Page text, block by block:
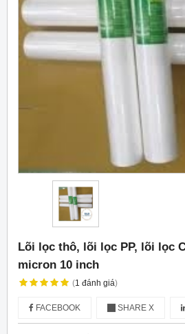
Lõi lọc thô, lõi lọc PP, lõi lọc
micron 10 inch
(1 đánh giá)
FACEBOOK SHARE X